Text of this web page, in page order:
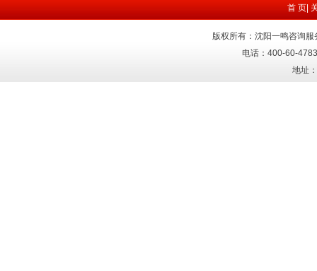
首 页|
版权所有：沈阳一鸣咨询
电话：400-60-
地址